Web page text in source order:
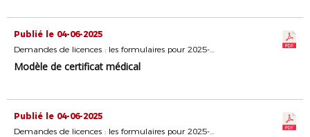
Publié le 04-06-2025
Demandes de licences : les formulaires pour 2025-2026
Modèle de certificat médical
Publié le 04-06-2025
Demandes de licences : les formulaires pour 2025-2026